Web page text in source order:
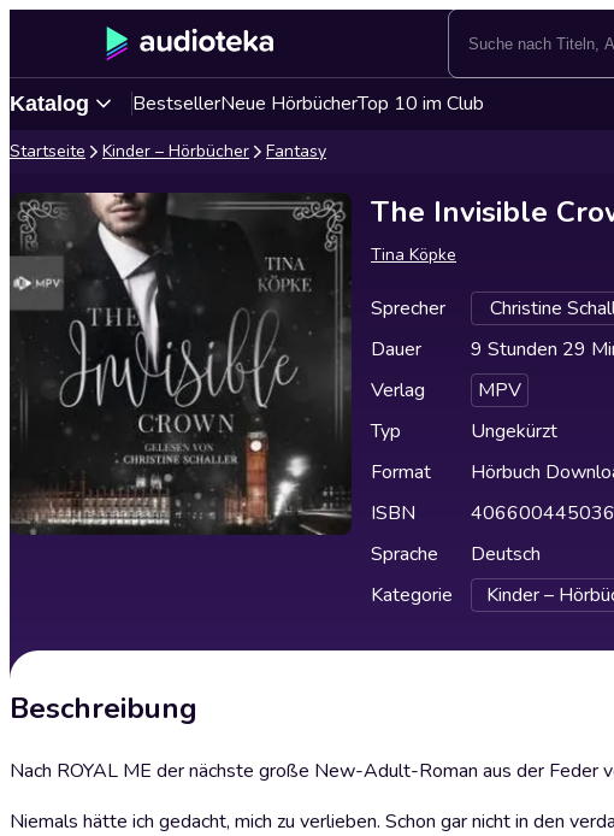
Katalog BestsellerNeue HörbücherTop 10 im Club
Startseite Kinder – Hörbücher Fantasy
The Invisible
Tina Köpke
Sprecher
Christine
Dauer
9 Stunden 29
Verlag
MPV
Typ
Ungekürzt
Format
Hörbuch
ISBN
Sprache
Deutsch
Kategorie
Kinder –
Beschreibung
Nach ROYAL ME der nächste große New-Adult-Roman aus der Feder
Niemals hätte ich gedacht, mich zu verlieben. Schon gar nicht in den